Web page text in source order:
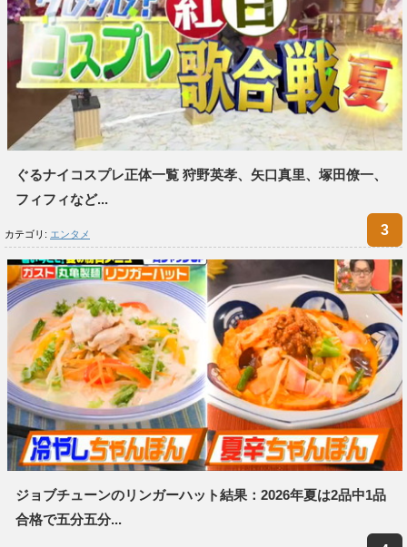
ぐるナイコスプレ正体一覧 狩野英孝、矢口真里、塚田僚一、
フィフィなど...
カテゴリ: エンタメ
ジョブチューンのリンガーハット結果：2026年夏は2品中1品
合格で五分五分...